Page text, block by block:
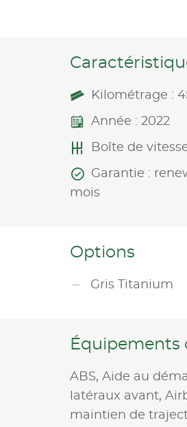
Kilométrage :
Année : 2022
Boîte de
Garantie :
mois
Options
Gris Titanium
Équipements
ABS, Aide au
latéraux avant,
maintien de